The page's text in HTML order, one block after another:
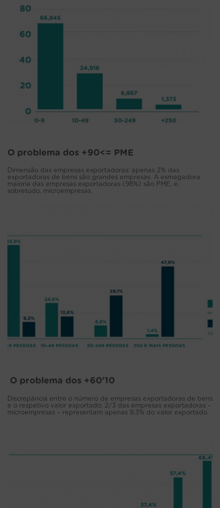
O problema dos +90<= PME
Dimensão das empresas exportadoras: apenas 2% das
exportadoras de bens são grandes empresas. A esmagadora
maioria das empresas exportadoras (98%) são PME, e,
sobretudo, microempresas.
O problema dos +60’10
Discrepância entre o número de empresas exportadoras de bens
e o respetivo valor exportado: 2/3 das empresas exportadoras –
microempresas – representam apenas 9,3% do valor exportado.